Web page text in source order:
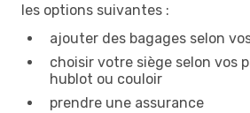
les options suivantes :
ajouter des bagages selon
choisir votre siège selon vos
hublot ou couloir
prendre une assurance